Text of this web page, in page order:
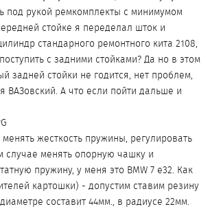
под рукой ремкомплекты с минимумом
стойке я переделал шток и
стандарного ремонтного кита 2108,
с задними стойками? Да но в этом
задней стойки не годится, нет проблем,
ВАЗовский. А что если пойти дальше и
жесткость пружины, регулировать
случае менять опорную чашку и
пружину, у меня это BMW 7 e32. Как
картошки) - допустим ставим резину
составит 44мм., в радиусе 22мм.